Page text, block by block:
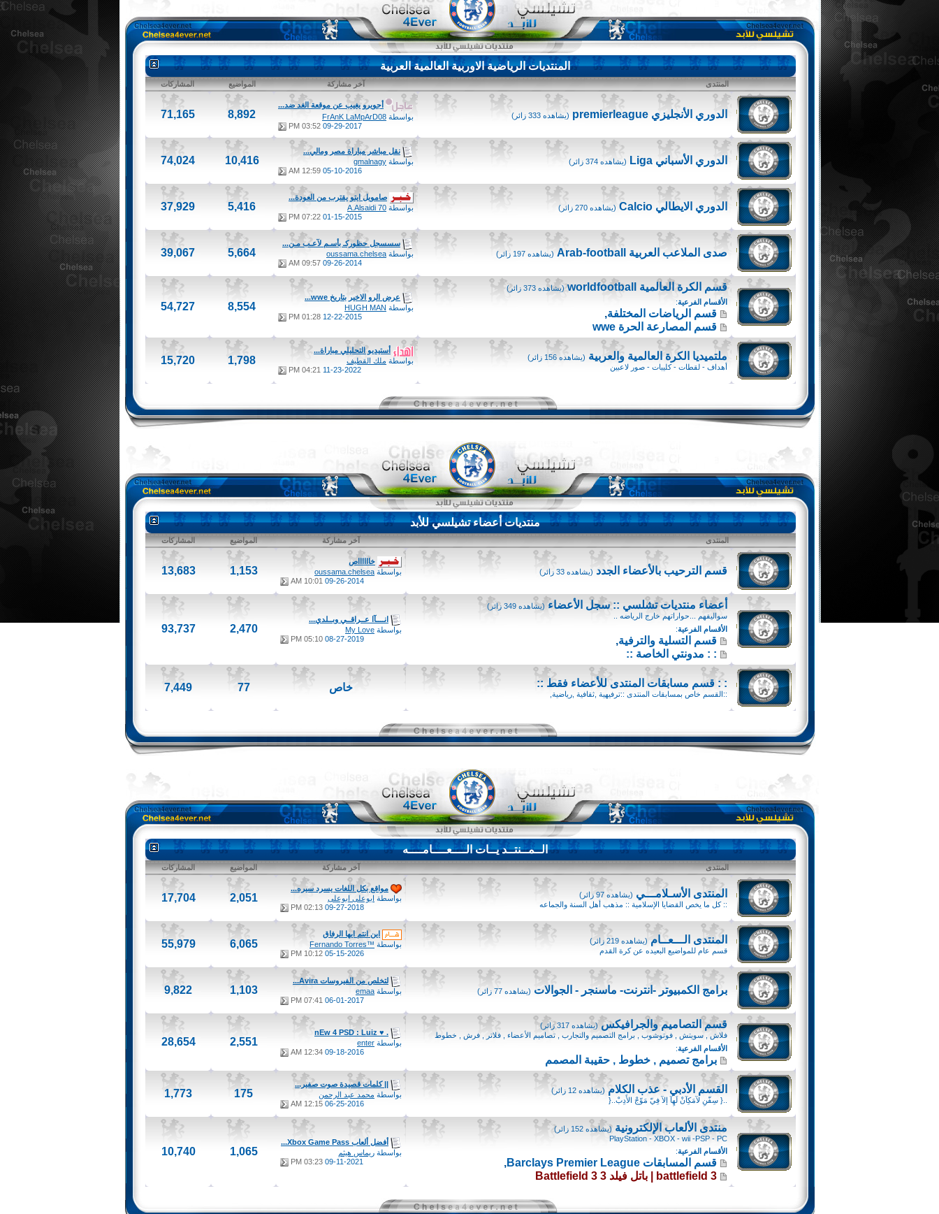
المنتديات الرياضية الاوربية العالمية العربية
المنتدى آخر مشاركة المواضيع المشاركات
الدوري الأنجليزي premierleague (يشاهده 333 زائر)
أجويرو يغيب عن موقعة الغد ضد...
بواسطة FrAnK LaMpArD08
09-29-2017
03:52 PM
8,892
71,165
الدوري الأسباني Liga (يشاهده 374 زائر)
نقل مباشر مباراة مصر ومالي...
بواسطة gmalnagy
05-10-2016
12:59 AM
10,416
74,024
الدوري الايطالي Calcio (يشاهده 270 زائر)
صامويل ايتو يقترب من العودة...
بواسطة A.Alsaidi 70
01-15-2015
07:22 PM
5,416
37,929
صدى الملاعب العربية Arab-football (يشاهده 197 زائر)
سسسجل حظوركـ بأسـم لآعـب مـن...
بواسطة oussama.chelsea
09-26-2014
09:57 AM
5,664
39,067
قسم الكرة العالمية worldfootball
(يشاهده 373 زائر)
الأقسام الفرعية:
قسم الرياضات المختلفة,
قسم المصارعة الحرة wwe
عرض الرو الاخير بتاريخ wwe...
بواسطة HUGH MAN
12-22-2015
01:28 PM
8,554
54,727
ملتميديا الكرة العالمية والعربية (يشاهده 156 زائر)
أهداف - لقطات - كليبات - صور لاعبين
أستيديو التحليلي مباراة...
بواسطة ملك القطيف
11-23-2022
04:21 PM
1,798
15,720
منتديات أعضاء تشيلسي للأبد
المنتدى آخر مشاركة المواضيع المشاركات
قسم الترحيب بالأعضاء الجدد (يشاهده 33 زائر)
خااااااص
بواسطة oussama.chelsea
09-26-2014
10:01 AM
1,153
13,683
أعضاء منتديات تشلسي :: سجل الأعضاء (يشاهده 349 زائر)
سواليفهم ...حواراتهم خارج الرياضه ..
الأقسام الفرعية:
قسم التسلية والترفية,
: : مدونتي الخاصة ::
انــــآا عــراقــي وبــلدي...
بواسطة My Love
08-27-2019
05:10 PM
2,470
93,737
: : قسم مسابقات المنتدى للأعضاء فقط ::
::القسم خاص بمسابقات المنتدى ::ترفيهية ,ثقافية ,رياضية,
خاص 77
7,449
الــمــنتــد يــات الــــعــــامــــه
المنتدى آخر مشاركة المواضيع المشاركات
المنتدى الأسـلامـــي (يشاهده 97 زائر)
:: كل ما يخص القضايا الإسلامية :: مذهب أهل السنة والجماعه
مواقع بكل اللغات يسرد سيره...
بواسطة ابوعلى ابوعلى
09-27-2018
02:13 PM
2,051
17,704
المنتدى الـــعــام (يشاهده 219 زائر)
قسم عام للمواضيع البعيده عن كرة القدم
اين انتم ايها الرفاق
بواسطة ™Fernando Torres
05-15-2026
10:12 PM
6,065
55,979
برامج الكمبيوتر -انترنت- ماسنجر - الجوالات (يشاهده 77 زائر)
لتخلص من الفيروسات Avira...
بواسطة emaa
06-01-2017
07:41 PM
1,103
9,822
قسم التصاميم والجرافيكس (يشاهده 317 زائر)
فلاش , سويتش , فوتوشوب , برامج التصميم والتجارب , تصاميم الأعضاء , فلاتر , فرش , خطوط
الأقسام الفرعية:
برامج تصميم , خطوط , حقيبة المصمم
. ♥ nEw 4 PSD : Luiz
بواسطة enter
09-18-2016
12:34 AM
2,551
28,654
القسم الأدبي - عذب الكلام (يشاهده 12 زائر)
..{ سِفّنِ لآمَكِآنْ لَهِآ إلآ فِيّ مَوّجْ الأَدِبْ..{
|| كلمات قصيدة صوت صفير...
بواسطة محمد عبد الرحمن
06-25-2016
12:15 AM
175
1,773
منتدى الألعاب الإلكترونية (يشاهده 152 زائر)
PlayStation - XBOX - wii -PSP - PC
الأقسام الفرعية:
قسم المسابقات Barclays Premier League
,
battlefield 3 | باتل فيلد 3 Battlefield 3
أفضل ألعاب Xbox Game Pass...
بواسطة ريماس هيثم
09-11-2021
03:23 PM
1,065
10,740